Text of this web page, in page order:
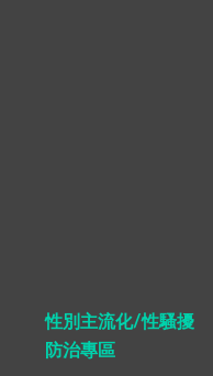
性別主流化/性騷擾
防治專區